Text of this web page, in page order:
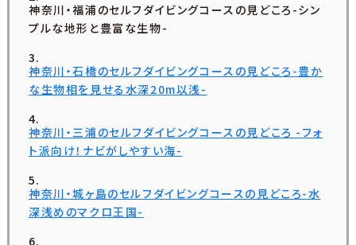
神奈川・福浦のセルフダイビングコースの見どころ-シン
プルな地形と豊富な生物-
神奈川・石橋のセルフダイビングコースの見どころ-豊か
な生物相を見せる水深20m以浅-
神奈川・三浦のセルフダイビングコースの見どころ -フォ
ト派向け！ナビがしやすい海-
神奈川・城ヶ島のセルフダイビングコースの見どころ-水
深浅めのマクロ王国-